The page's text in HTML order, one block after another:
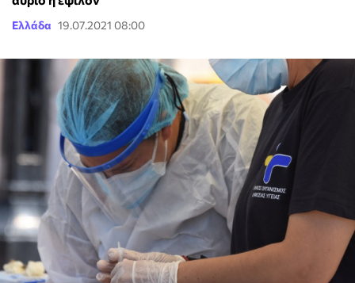
Ελλάδα 19.07.2021 08:00